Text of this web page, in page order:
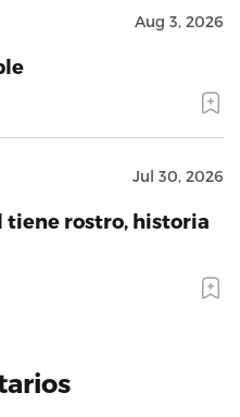
Aug 3, 2026
Jul 30, 2026
tiene rostro, historia